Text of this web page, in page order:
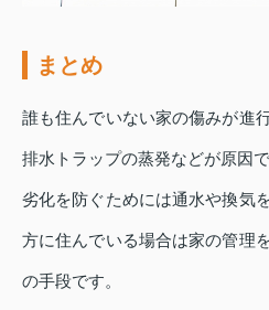
まとめ
誰も住んでいない家の傷みが進
排水トラップの蒸発などが原因で
劣化を防ぐためには通水や換気
方に住んでいる場合は家の管理
の手段です。